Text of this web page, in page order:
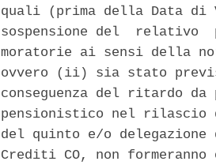
quali (prima della Data di
sospensione del  relativo
moratorie ai sensi della
ovvero (ii) sia stato
conseguenza del ritardo
pensionistico nel rilascio
del quinto e/o
Crediti CO, non